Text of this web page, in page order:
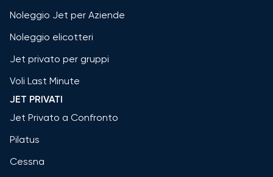
Noleggio Jet per Aziende
Noleggio elicotteri
Jet privato per gruppi
Voli Last Minute
JET PRIVATI
Jet Privato a Confronto
Pilatus
Cessna